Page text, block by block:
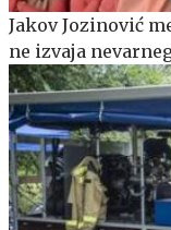
Jakov Jozinović
ne izvaja